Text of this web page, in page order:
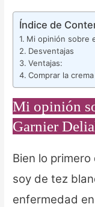
Índice de
Mi opinión sobre
Desventajas
Ventajas:
Comprar la
Mi opinión
Garnier
Bien lo
soy de tez
enfermedad